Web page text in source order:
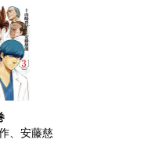
、安藤慈